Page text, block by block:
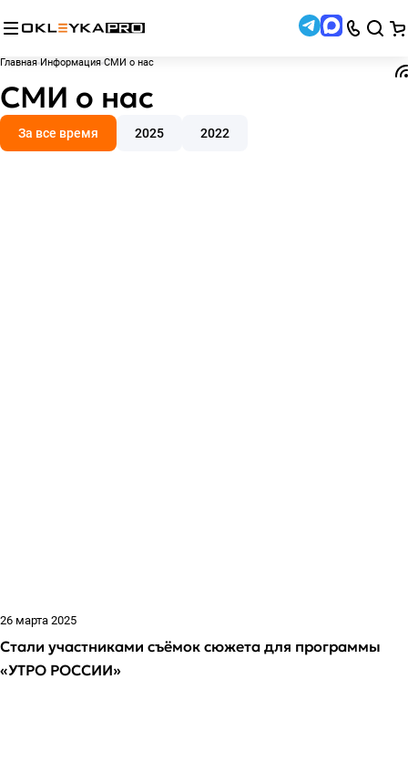
Главная Информация СМИ о нас
СМИ о нас
За все время 2025 2022
26 марта 2025
Стали участниками съёмок сюжета для программы
«УТРО РОССИИ»